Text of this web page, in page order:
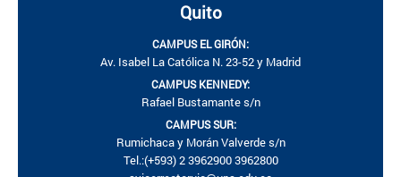
Quito
CAMPUS EL GIRÓN:
Av. Isabel La Católica N. 23-52 y Madrid
CAMPUS KENNEDY:
Rafael Bustamante s/n
CAMPUS SUR:
Rumichaca y Morán Valverde s/n
Tel.:(+593) 2 3962900 3962800